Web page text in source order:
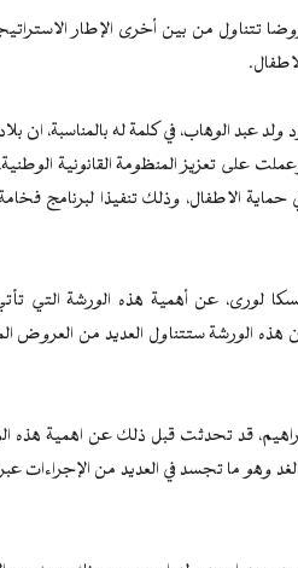
تتناول من بين أخرى الإطار
عبد الوهاب، في كلمة له بالمناسبة، ان
على تعزيز المنظومة القانونية
الاطفال، وذلك تنفيذا لبرنامج
لورى، عن أهمية هذه الورشة التي
هذه الورشة ستتناول العديد من العروض
أبراهيم، قد تحدثت قبل ذلك عن اهمية هذه
الغد وهو ما تجسد في العديد من الإجراءات